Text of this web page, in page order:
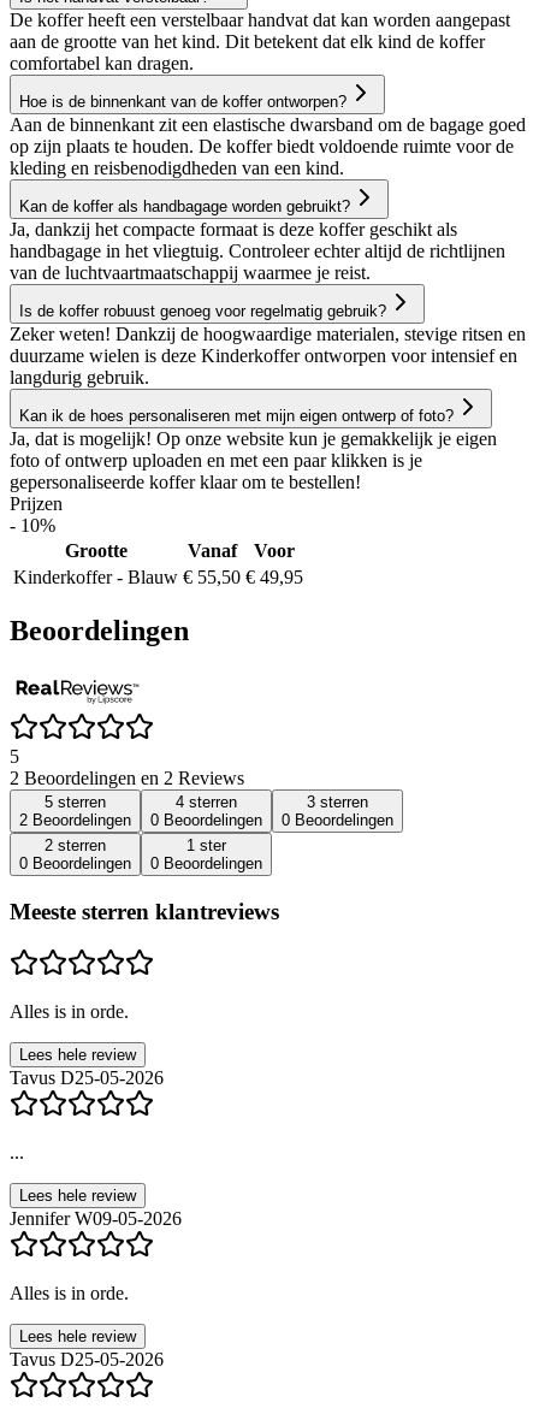
De koffer heeft een verstelbaar handvat dat kan worden aangepast
aan de grootte van het kind. Dit betekent dat elk kind de koffer
comfortabel kan dragen.
Hoe is de binnenkant van de koffer ontworpen?
Aan de binnenkant zit een elastische dwarsband om de bagage goed
op zijn plaats te houden. De koffer biedt voldoende ruimte voor de
kleding en reisbenodigdheden van een kind.
Kan de koffer als handbagage worden gebruikt?
Ja, dankzij het compacte formaat is deze koffer geschikt als
handbagage in het vliegtuig. Controleer echter altijd de richtlijnen
van de luchtvaartmaatschappij waarmee je reist.
Is de koffer robuust genoeg voor regelmatig gebruik?
Zeker weten! Dankzij de hoogwaardige materialen, stevige ritsen en
duurzame wielen is deze Kinderkoffer ontworpen voor intensief en
langdurig gebruik.
Kan ik de hoes personaliseren met mijn eigen ontwerp of foto?
Ja, dat is mogelijk! Op onze website kun je gemakkelijk je eigen
foto of ontwerp uploaden en met een paar klikken is je
gepersonaliseerde koffer klaar om te bestellen!
Prijzen
- 10%
Grootte
Vanaf
Voor
Kinderkoffer - Blauw € 55,50 € 49,95
Beoordelingen
5
2 Beoordelingen en 2 Reviews
5 sterren
2 Beoordelingen
4 sterren
0 Beoordelingen
3 sterren
0 Beoordelingen
2 sterren
0 Beoordelingen
1 ster
0 Beoordelingen
Meeste sterren klantreviews
Alles is in orde.
Lees hele review
Tavus D25-05-2026
...
Lees hele review
Jennifer W09-05-2026
Alles is in orde.
Lees hele review
Tavus D25-05-2026